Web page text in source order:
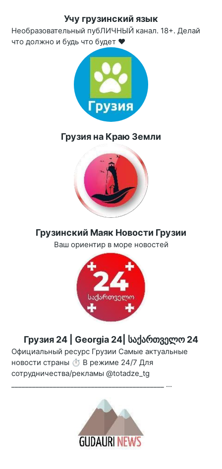
Учу грузинский язык
Необразовательный пубЛИЧНЫЙ канал. 18+. Делай
что должно и будь что будет ❤️
Грузия на Краю Земли
Грузинский Маяк Новости Грузии
Ваш ориентир в море новостей
Грузия 24 | Georgia 24| საქართველო 24
Официальный ресурс Грузии Самые актуальные
новости страны ⏱ В режиме 24/7 Для
сотрудничества/рекламы @totadze_tg
____________________________________________ ...